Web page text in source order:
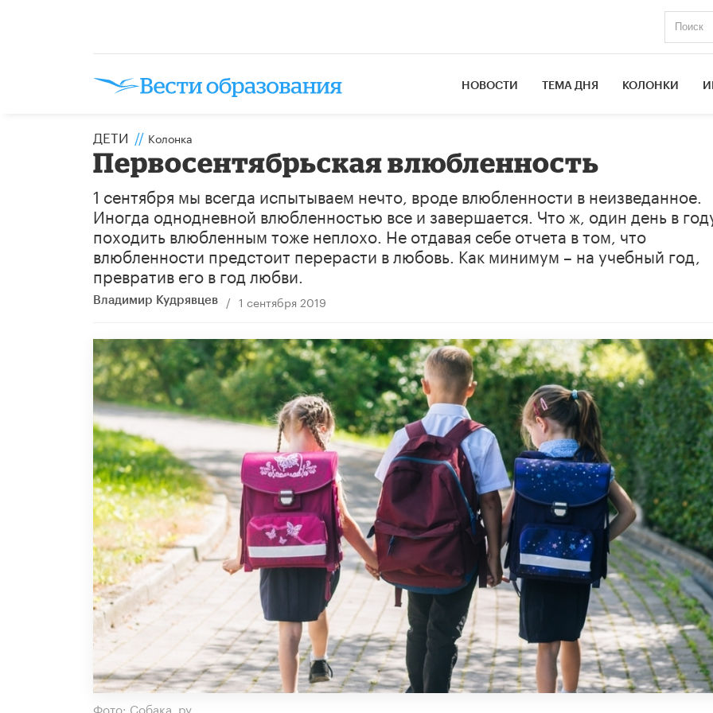
НОВОСТИ ТЕМА ДНЯ КОЛОНКИ
ДЕТИ // Колонка
Первосентябрьская влюбленность
1 сентября мы всегда испытываем нечто, вроде влюбленности в неизведанное.
Иногда однодневной влюбленностью все и завершается. Что ж, один день в
походить влюбленным тоже неплохо. Не отдавая себе отчета в том, что
влюбленности предстоит перерасти в любовь. Как минимум – на учебный год,
превратив его в год любви.
Владимир Кудрявцев / 1 сентября 2019
Фото: Собака. ру